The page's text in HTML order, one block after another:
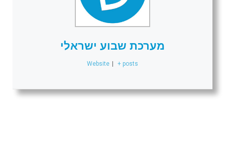
מערכת שבוע ישראלי
Website + posts